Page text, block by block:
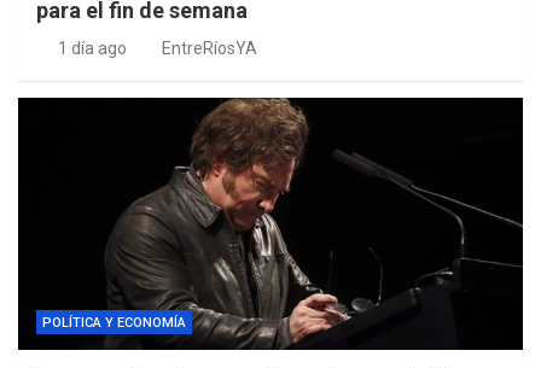
para el fin de semana
1 día ago EntreRíosYA
POLÍTICA Y ECONOMÍA